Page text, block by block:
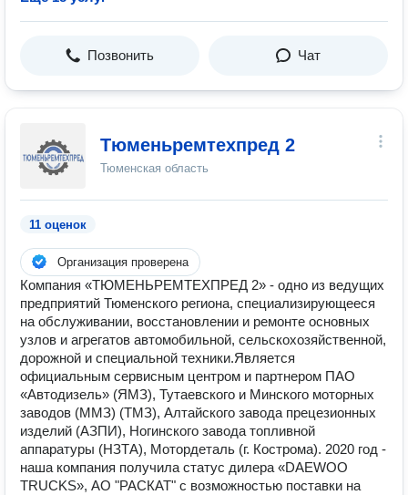
Позвонить Чат
Тюменьремтехпред 2
Тюменская область
11 оценок
Организация проверена
Компания «ТЮМЕНЬРЕМТЕХПРЕД 2» - одно из ведущих
предприятий Тюменского региона, специализирующееся
на обслуживании, восстановлении и ремонте основных
узлов и агрегатов автомобильной, сельскохозяйственной,
дорожной и специальной техники.Является
официальным сервисным центром и партнером ПАО
«Автодизель» (ЯМЗ), Тутаевского и Минского моторных
заводов (ММЗ) (ТМЗ), Алтайского завода прецезионных
изделий (АЗПИ), Ногинского завода топливной
аппаратуры (НЗТА), Мотордеталь (г. Кострома). 2020 год -
наша компания получила статус дилера «DAEWOO
TRUCKS», АО "РАСКАТ" с возможностью поставки на